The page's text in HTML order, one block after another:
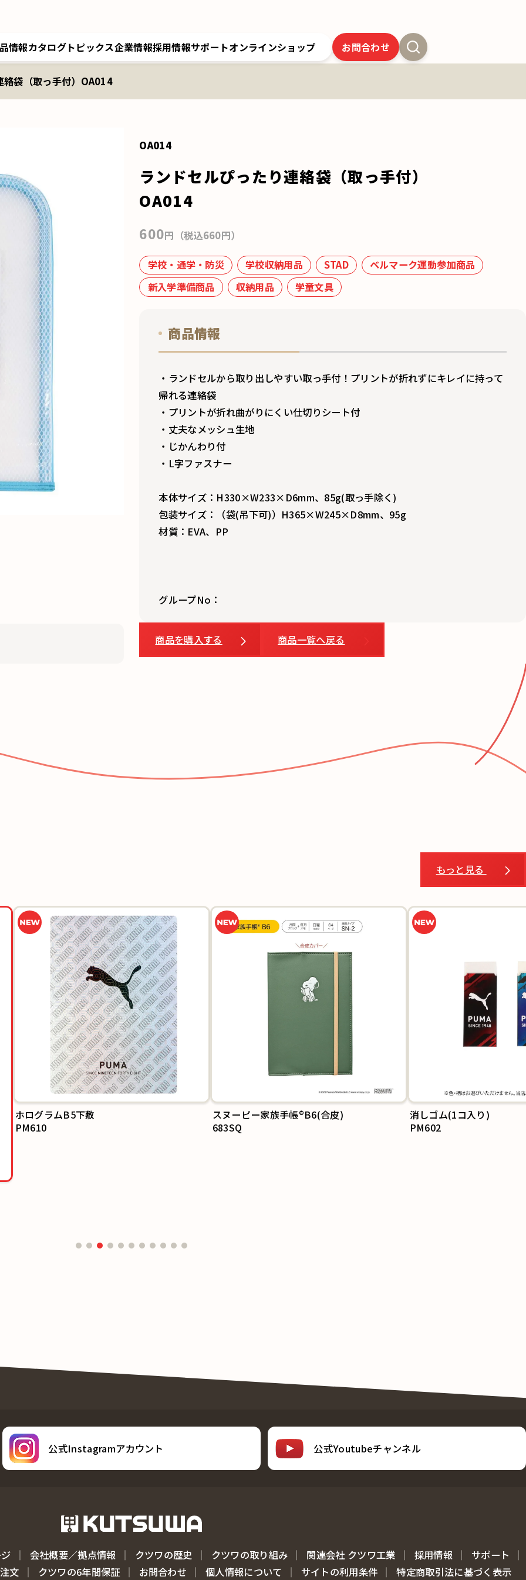
情報カタログトピックス企業情報採用情報サポートオンラインショップ お問合わせ
絡袋（取っ手付）OA014
OA014
ランドセルぴったり連絡袋（取っ手付）
OA014
600円（税込660円）
学校・通学・防災 学校収納用品 STAD
ベルマーク運動参加商品
新入学準備商品
収納用品 学童文具
商品情報
・ランドセルから取り出しやすい取っ手付！プリントが折れずにキレイに持って
帰れる連絡袋
・プリントが折れ曲がりにくい仕切りシート付
・丈夫なメッシュ生地
・じかんわり付
・L字ファスナー
本体サイズ：H330×W233×D6mm、85g(取っ手除く)
包装サイズ：（袋(吊下可)）H365×W245×D8mm、95g
材質：EVA、PP
グループNo：
商品を購入する 商品一覧へ戻る
もっと見る
ホログラムB5下敷
PM610
スヌーピー家族手帳®B6(合皮)
683SQ
消しゴム(1コ入り)
PM602
公式Instagramアカウント 公式Youtubeチャンネル
会社概要／拠点情報 クツワの歴史 クツワの取り組み 関連会社 クツワ工業 採用情報
サポート
文
クツワの6年間保証 お問合わせ 個人情報について サイトの利用条件 特定商取引法に基づく表示